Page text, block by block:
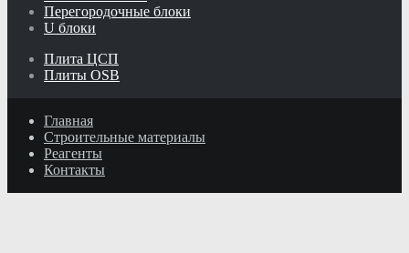
Перегородочные блоки
U блоки
Плита ЦСП
Плиты OSB
Главная
Строительные материалы
Реагенты
Контакты